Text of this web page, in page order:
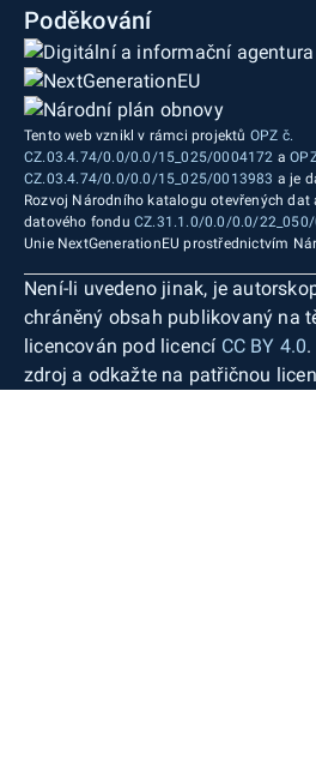
Poděkování
Tento web vznikl v rámci projektů OPZ č.
CZ.03.4.74/0.0/0.0/15_025/0004172 a
CZ.03.4.74/0.0/0.0/15_025/0013983 a je
Rozvoj Národního katalogu otevřených
datového fondu CZ.31.1.0/0.0/0.0/
Unie NextGenerationEU prostřednictvím
Není-li uvedeno jinak, je
chráněný obsah publikovaný na
licencován pod licencí CC BY 4.0
zdroj a odkažte na patřičnou